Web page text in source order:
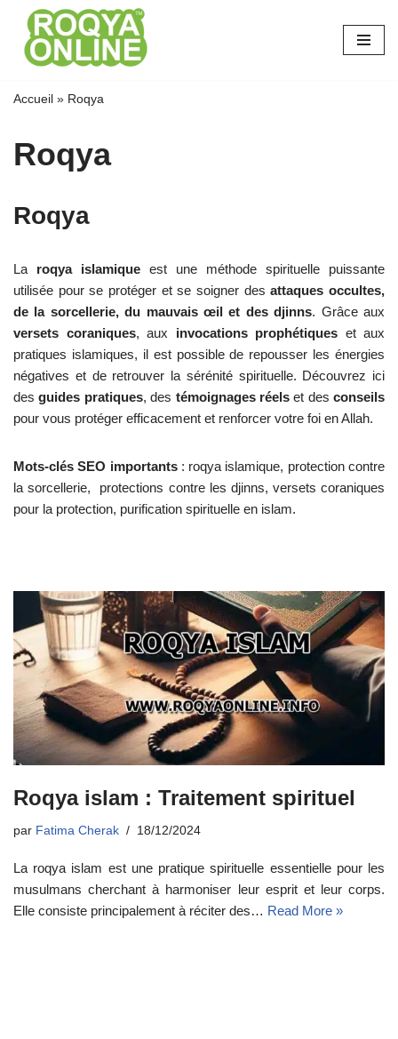
Aller
Accueil » Roqya
Roqya
Roqya
La roqya islamique est une méthode spirituelle puissante
utilisée pour se protéger et se soigner desattaques occultes,
de la sorcellerie, du mauvais œil et des djinns. Grâce aux
versets coraniques, aux invocations prophétiques et aux
pratiques islamiques, il est possible de repousser les énergies
négatives et de retrouver la sérénité spirituelle. Découvrez ici
desguides pratiques, des témoignages réelset des conseils
pour vous protéger efficacement et renforcer votre foi en Allah.
Mots-clés SEO importants: roqya islamique, protection contre
la sorcellerie, protections contre les djinns, versets coraniques
pour la protection, purification spirituelle en islam.
Roqya islam : Traitement spirituel
par Fatima Cherak 18/12/2024
La roqya islam est une pratique spirituelle essentielle pour les
musulmans cherchant à harmoniser leur esprit et leur corps.
Elle consiste principalement à réciter des… Read More »